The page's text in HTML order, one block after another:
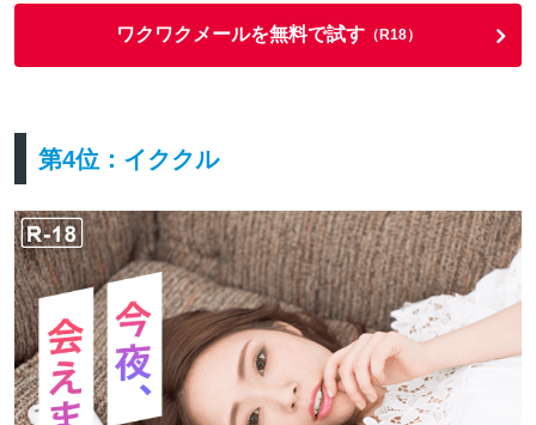
ワクワクメールを無料で試す（R18）
第4位：イククル